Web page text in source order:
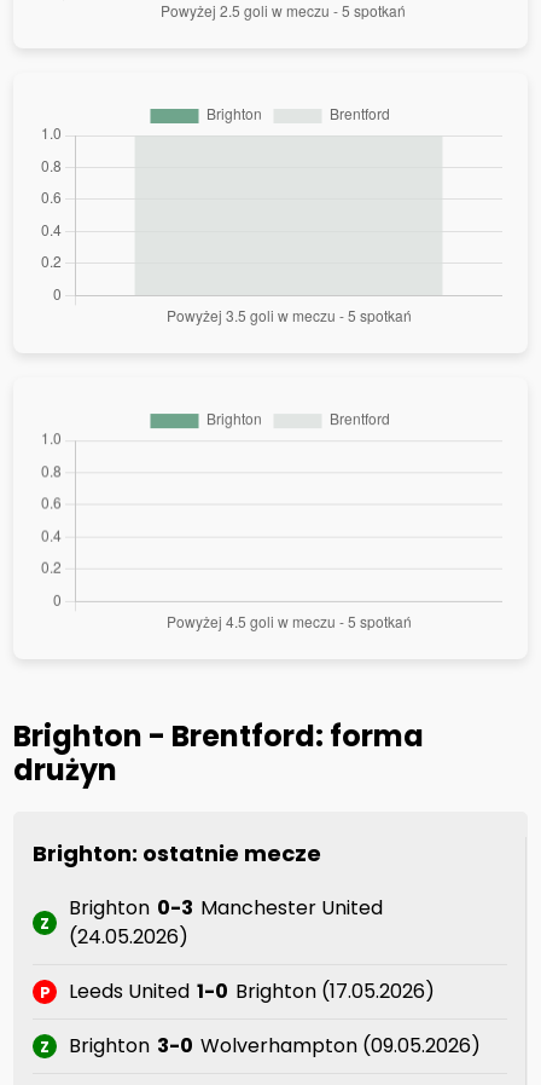
Brighton - Brentford: forma
drużyn
Brighton: ostatnie mecze
Z
Brighton 0-3 Manchester United
(24.05.2026)
P Leeds United 1-0 Brighton (17.05.2026)
Z Brighton 3-0 Wolverhampton (09.05.2026)